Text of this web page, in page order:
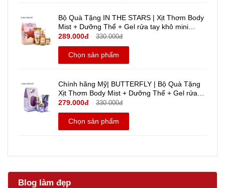
Bộ Quà Tặng IN THE STARS | Xịt Thơm Body
Mist + Dưỡng Thể + Gel rửa tay khô mini
Travel size | Bath And Body Works | Chính
hãng Mỹ
289.000đ 330.000đ
Chọn sản phẩm
Chính hãng Mỹ| BUTTERFLY | Bộ Quà Tặng
Xịt Thơm Body Mist + Dưỡng Thể + Gel rửa
tay khô mini - Bath And Body Works | Travel
Size
279.000đ 330.000đ
Chọn sản phẩm
Blog làm đẹp